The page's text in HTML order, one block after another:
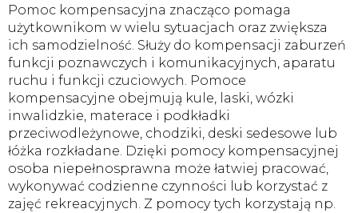
n
t
r
o
l
k
i
l
i
s
t
y
Pomoc kompensacyjna znacząco pomaga
użytkownikom w wielu sytuacjach oraz zwiększa
ich samodzielność. Służy do kompensacji zaburzeń
funkcji poznawczych i komunikacyjnych, aparatu
ruchu i funkcji czuciowych. Pomoce
kompensacyjne obejmują kule, laski, wózki
inwalidzkie, materace i podkładki
przeciwodleżynowe, chodziki, deski sedesowe lub
łóżka rozkładane. Dzięki pomocy kompensacyjnej
osoba niepełnosprawna może łatwiej pracować,
wykonywać codzienne czynności lub korzystać z
zajęć rekreacyjnych. Z pomocy tych korzystają np.